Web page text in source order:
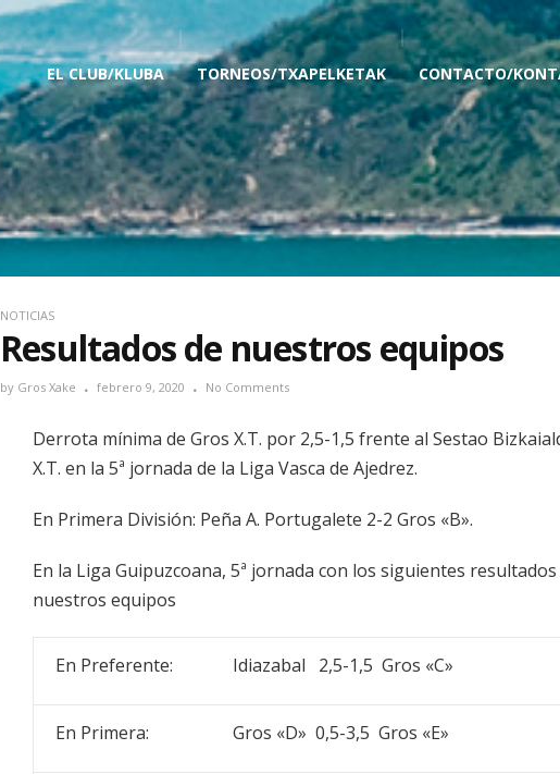
EL CLUB/KLUBA TORNEOS/TXAPELKETAK CONTACTO/
NOTICIAS
Resultados de nuestros equipos
by Gros Xake febrero 9, 2020 No Comments
Derrota mínima de Gros X.T. por 2,5-1,5 frente al Sestao
X.T. en la 5ª jornada de la Liga Vasca de Ajedrez.
En Primera División: Peña A. Portugalete 2-2 Gros «B».
En la Liga Guipuzcoana, 5ª jornada con los siguientes resultados
nuestros equipos
En Preferente: Idiazabal 2,5-1,5 Gros «C»
En Primera: Gros «D» 0,5-3,5 Gros «E»